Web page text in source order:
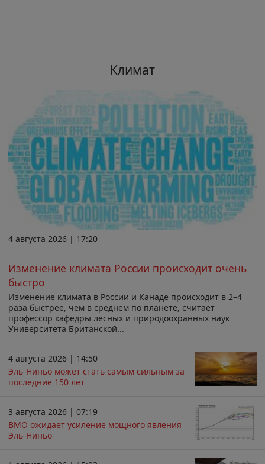
Климат
4 августа 2026 | 17:20
Изменение климата России происходит очень
быстро
Изменение климата в России и Канаде происходит в 2–4
раза быстрее, чем в среднем по планете, считает
профессор кафедры лесных и природоохранных наук
Университета Британской...
4 августа 2026 | 14:50
Эль-Ниньо может стать самым сильным за
последние 150 лет
3 августа 2026 | 07:19
ВМО ожидает усиление мощного явления
Эль-Ниньо